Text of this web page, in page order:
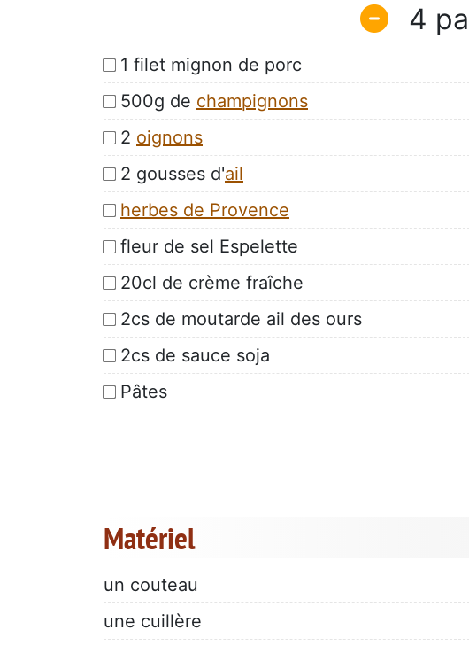
4
1 filet mignon de porc
500g de champignons
2 oignons
2 gousses d'ail
herbes de Provence
fleur de sel Espelette
20cl de crème fraîche
2cs de moutarde ail des ours
2cs de sauce soja
Pâtes
Matériel
un couteau
une cuillère